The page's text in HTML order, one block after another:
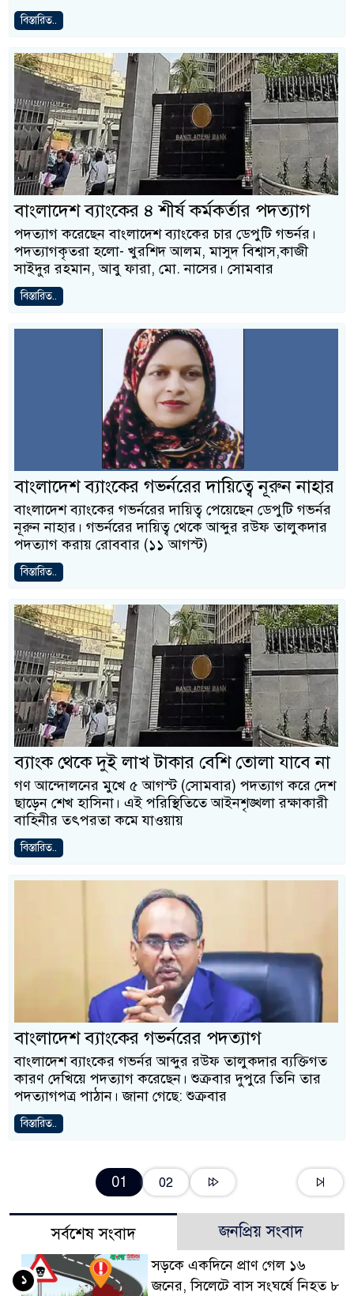
বিস্তারিত..
বাংলাদেশ ব্যাংকের ৪ শীর্ষ কর্মকর্তার পদত্যাগ
পদত্যাগ করেছেন বাংলাদেশ ব্যাংকের চার ডেপুটি গভর্নর।
পদত্যাগকৃতরা হলো- খুরশিদ আলম, মাসুদ বিশ্বাস,কাজী
সাইদুর রহমান, আবু ফারা, মো. নাসের। সোমবার
বিস্তারিত..
বাংলাদেশ ব্যাংকের গভর্নরের দায়িত্বে নূরুন নাহার
বাংলাদেশ ব্যাংকের গভর্নরের দায়িত্ব পেয়েছেন ডেপুটি গভর্নর
নূরুন নাহার। গভর্নরের দায়িত্ব থেকে আব্দুর রউফ তালুকদার
পদত্যাগ করায় রোববার (১১ আগস্ট)
বিস্তারিত..
ব্যাংক থেকে দুই লাখ টাকার বেশি তোলা যাবে না
গণ আন্দোলনের মুখে ৫ আগস্ট (সোমবার) পদত্যাগ করে দেশ
ছাড়েন শেখ হাসিনা। এই পরিস্থিতিতে আইনশৃঙ্খলা রক্ষাকারী
বাহিনীর তৎপরতা কমে যাওয়ায়
বিস্তারিত..
বাংলাদেশ ব্যাংকের গভর্নরের পদত্যাগ
বাংলাদেশ ব্যাংকের গভর্নর আব্দুর রউফ তালুকদার ব্যক্তিগত
কারণ দেখিয়ে পদত্যাগ করেছেন। শুক্রবার দুপুরে তিনি তার
পদত্যাগপত্র পাঠান। জানা গেছে: শুক্রবার
বিস্তারিত..
01 02
সর্বশেষ সংবাদ জনপ্রিয় সংবাদ
সড়কে একদিনে প্রাণ গেল ১৬
জনের, সিলেটে বাস সংঘর্ষে নিহত ৮
১